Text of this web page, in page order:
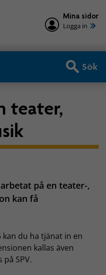
Mina sidor
Logga in
Sök
teater,
på en teater-,
kan få
du ha tjänat in en
kallas även
SPV.